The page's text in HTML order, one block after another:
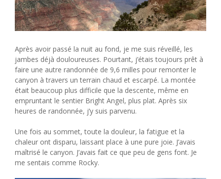
Après avoir passé la nuit au fond, je me suis réveillé, les
jambes déjà douloureuses. Pourtant, j’étais toujours prêt à
faire une autre randonnée de 9,6 milles pour remonter le
canyon à travers un terrain chaud et escarpé. La montée
était beaucoup plus difficile que la descente, même en
empruntant le sentier Bright Angel, plus plat. Après six
heures de randonnée, j’y suis parvenu.
Une fois au sommet, toute la douleur, la fatigue et la
chaleur ont disparu, laissant place à une pure joie. J’avais
maîtrisé le canyon. J’avais fait ce que peu de gens font. Je
me sentais comme Rocky.